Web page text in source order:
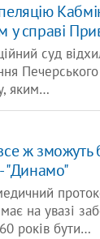
у справі
суд
яким…
ж зможуть
"Динамо"
на увазі
років бути…